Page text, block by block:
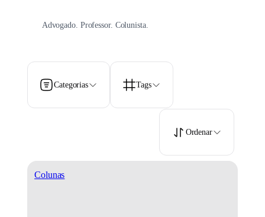
Advogado. Professor. Colunista.
Categorias Tags
Ordenar
Colunas